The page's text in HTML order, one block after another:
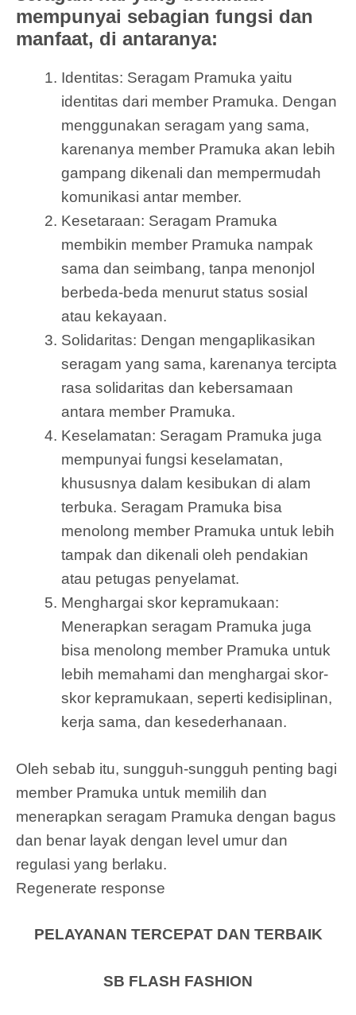
mempunyai sebagian fungsi dan
manfaat, di antaranya:
Identitas: Seragam Pramuka yaitu
identitas dari member Pramuka. Dengan
menggunakan seragam yang sama,
karenanya member Pramuka akan lebih
gampang dikenali dan mempermudah
komunikasi antar member.
Kesetaraan: Seragam Pramuka
membikin member Pramuka nampak
sama dan seimbang, tanpa menonjol
berbeda-beda menurut status sosial
atau kekayaan.
Solidaritas: Dengan mengaplikasikan
seragam yang sama, karenanya tercipta
rasa solidaritas dan kebersamaan
antara member Pramuka.
Keselamatan: Seragam Pramuka juga
mempunyai fungsi keselamatan,
khususnya dalam kesibukan di alam
terbuka. Seragam Pramuka bisa
menolong member Pramuka untuk lebih
tampak dan dikenali oleh pendakian
atau petugas penyelamat.
Menghargai skor kepramukaan:
Menerapkan seragam Pramuka juga
bisa menolong member Pramuka untuk
lebih memahami dan menghargai skor-
skor kepramukaan, seperti kedisiplinan,
kerja sama, dan kesederhanaan.
Oleh sebab itu, sungguh-sungguh penting bagi
member Pramuka untuk memilih dan
menerapkan seragam Pramuka dengan bagus
dan benar layak dengan level umur dan
regulasi yang berlaku.
Regenerate response
PELAYANAN TERCEPAT DAN TERBAIK
SB FLASH FASHION